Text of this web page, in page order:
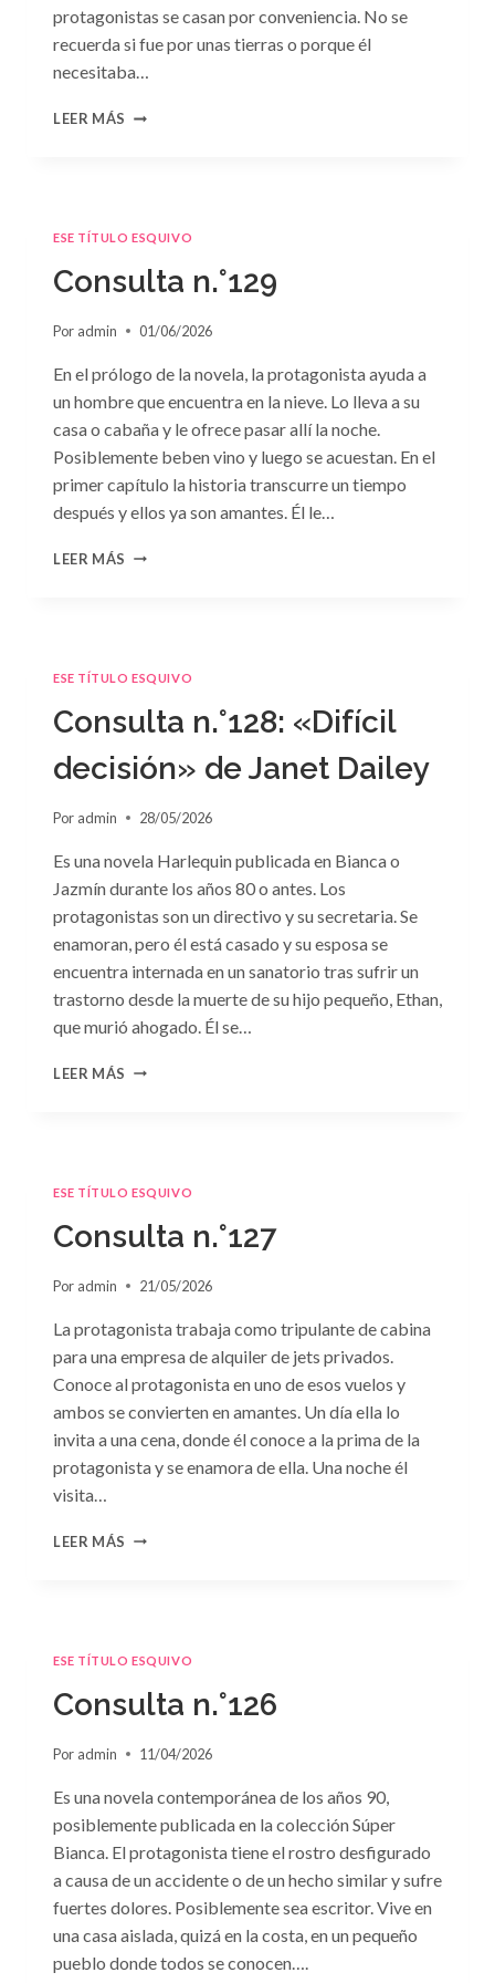
protagonistas se casan por conveniencia. No se
recuerda si fue por unas tierras o porque él
necesitaba…
LEER MÁS CONSULTA
ESE TÍTULO ESQUIVO
Consulta n.°129
Por admin 01/06/2026
En el prólogo de la novela, la protagonista ayuda a
un hombre que encuentra en la nieve. Lo lleva a su
casa o cabaña y le ofrece pasar allí la noche.
Posiblemente beben vino y luego se acuestan. En el
primer capítulo la historia transcurre un tiempo
después y ellos ya son amantes. Él le…
LEER MÁS CONSULTA
ESE TÍTULO ESQUIVO
Consulta n.°128: «Difícil
decisión» de Janet Dailey
Por admin 28/05/2026
Es una novela Harlequin publicada en Bianca o
Jazmín durante los años 80 o antes. Los
protagonistas son un directivo y su secretaria. Se
enamoran, pero él está casado y su esposa se
encuentra internada en un sanatorio tras sufrir un
trastorno desde la muerte de su hijo pequeño, Ethan,
que murió ahogado. Él se…
LEER MÁS CONSULTA
JANET
DAILEY
ESE TÍTULO ESQUIVO
Consulta n.°127
Por admin 21/05/2026
La protagonista trabaja como tripulante de cabina
para una empresa de alquiler de jets privados.
Conoce al protagonista en uno de esos vuelos y
ambos se convierten en amantes. Un día ella lo
invita a una cena, donde él conoce a la prima de la
protagonista y se enamora de ella. Una noche él
visita…
LEER MÁS CONSULTA
ESE TÍTULO ESQUIVO
Consulta n.°126
Por admin 11/04/2026
Es una novela contemporánea de los años 90,
posiblemente publicada en la colección Súper
Bianca. El protagonista tiene el rostro desfigurado
a causa de un accidente o de un hecho similar y sufre
fuertes dolores. Posiblemente sea escritor. Vive en
una casa aislada, quizá en la costa, en un pequeño
pueblo donde todos se conocen….